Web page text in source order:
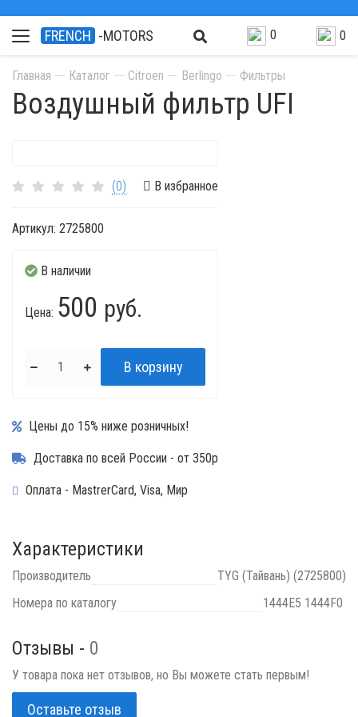
FRENCH -MOTORS 0 0
Главная Каталог Citroen Berlingo Фильтры
Воздушный фильтр UFI
(0) В избранное
Артикул: 2725800
В наличии
Цена: 500 руб.
Цены до 15% ниже розничных!
Доставка по всей России - от 350р
Оплата - MastrerCard, Visa, Мир
Характеристики
Производитель
TYG (Тайвань) (2725800)
Номера по каталогу
1444E5 1444F0
Отзывы - 0
У товара пока нет отзывов, но Вы можете стать первым!
Оставьте отзыв